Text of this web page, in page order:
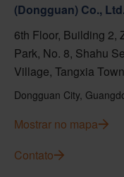
(Dongguan) Co.,
6th Floor, Building 2,
Park, No. 8, Shahu
Village, Tangxia
Dongguan City,
Mostrar no mapa
Contato